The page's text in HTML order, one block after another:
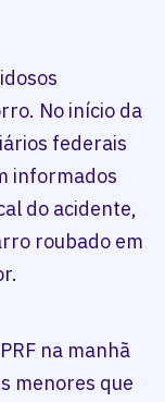
No início da
federais
informados
do acidente,
roubado em
na manhã
menores que